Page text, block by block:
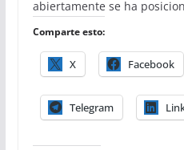
abiertamente se ha
Comparte esto:
X Facebook
Telegram